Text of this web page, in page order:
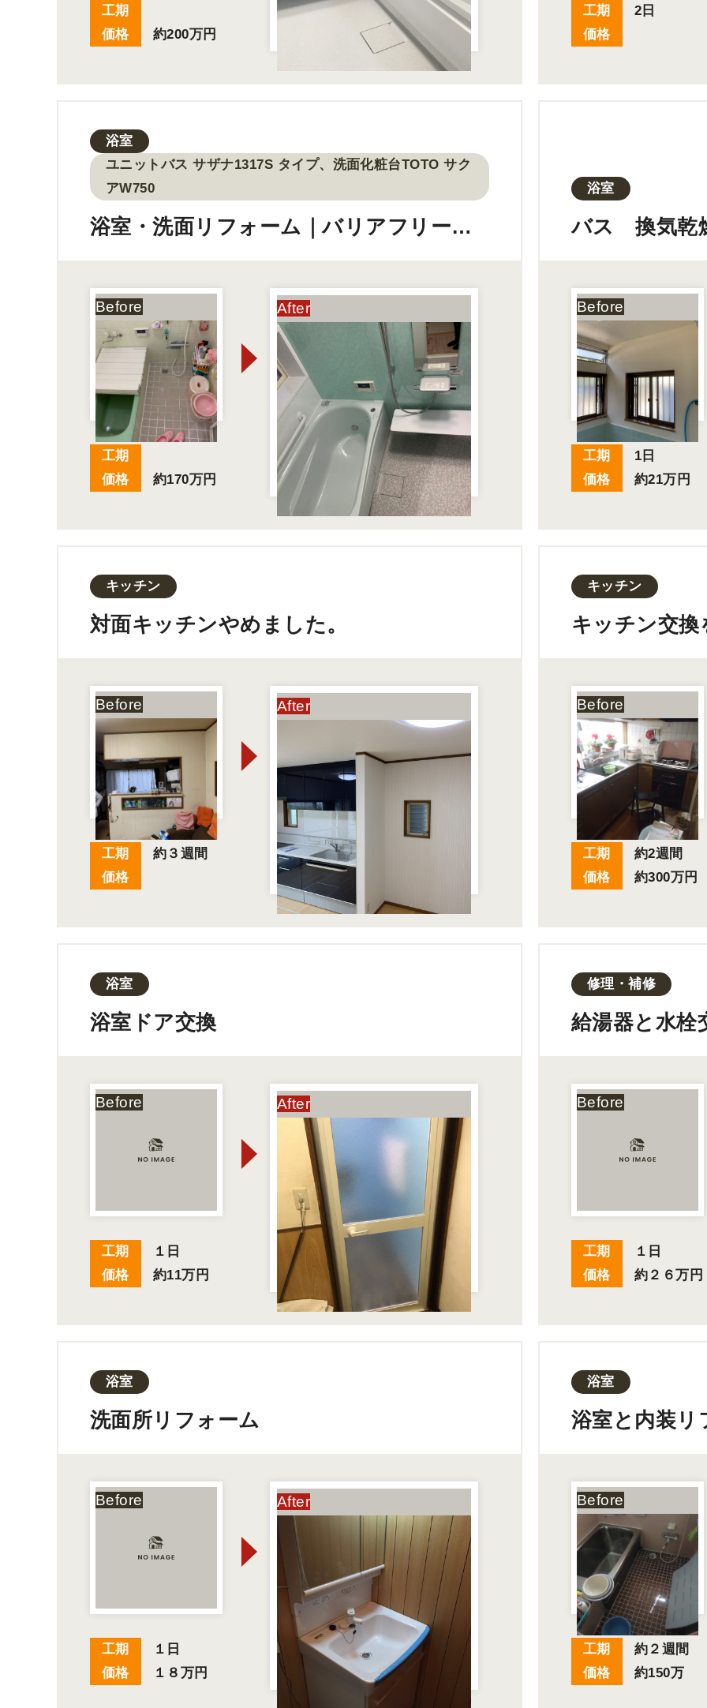
工期
価格
約200万円
工期
2日
価格
浴室
ユニットバス サザナ1317S タイプ、洗面化粧台TOTO サク
アW750
浴室・洗面リフォーム｜バリアフリーの
実現
工期
価格
約170万円
浴室
バス 換気乾
工期
1日
価格
約21万円
キッチン
対面キッチンやめました。
工期
約３週間
価格
キッチン
キッチン交換
工期
約2週間
価格
約300万円
浴室
浴室ドア交換
工期
１日
価格
約11万円
修理・補修
給湯器と水栓
工期
１日
価格
約２６万円
浴室
洗面所リフォーム
工期
１日
価格
１８万円
浴室
浴室と内装リ
工期
約２週間
価格
約150万